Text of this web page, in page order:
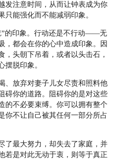
发注意时间，从而让钟表成为你
只能强化而不能减弱印象。
”的印象。行动还是不行动——无
，都会在你的心中造成印象。因
，头朝下吊着，或者以头击石，
摆脱印象。
、放弃对妻子儿女尽责和照料他
碍你的道路。阻碍你的是对这些
的不必要束缚。你可以拥有整个
你不让自己被其任何一部分所占
了最大努力，却失去了家庭，并
若是对此无动于衷，则等于真正